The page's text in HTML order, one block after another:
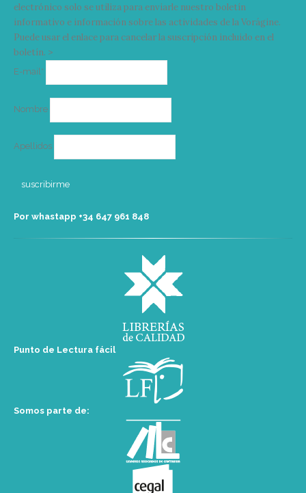
electrónico solo se utiliza para enviarle nuestro boletín
informativo e información sobre las actividades de la Vorágine.
Puede usar el enlace para cancelar la suscripción incluido en el
boletín. >
E-mail*
Nombre
Apellidos
Por whastapp +34 ‭647 961 848‬
Punto de Lectura fácil
Somos parte de: